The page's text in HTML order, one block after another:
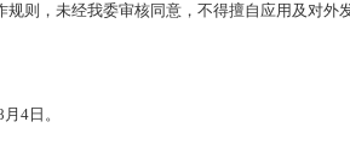
规则，未经我委审核同意，不得擅自应用及对外
4日。